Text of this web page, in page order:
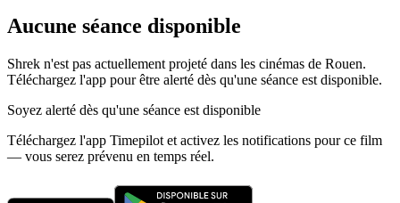
Aucune séance disponible
Shrek n'est pas actuellement projeté dans les cinémas de Rouen.
Téléchargez l'app pour être alerté dès qu'une séance est disponible.
Soyez alerté dès qu'une séance est disponible
Téléchargez l'app Timepilot et activez les notifications pour ce film
— vous serez prévenu en temps réel.